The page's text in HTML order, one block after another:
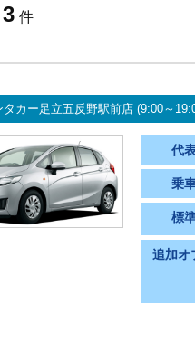
3 件
タカー足立五反野駅前店 (9:00～
代
乗
標
追加オ